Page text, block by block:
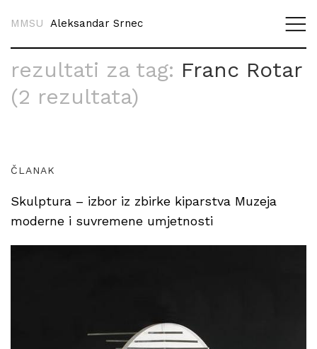
MMSU Aleksandar Srnec
rezultati za tag: Franc Rotar
(2 rezultata)
ČLANAK
Skulptura – izbor iz zbirke kiparstva Muzeja
moderne i suvremene umjetnosti